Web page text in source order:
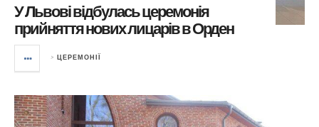
У Львові відбулась церемонія
прийняття нових лицарів в Орден
> ЦЕРЕМОНІЇ